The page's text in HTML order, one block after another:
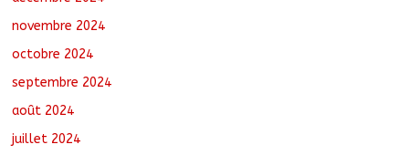
novembre 2024
octobre 2024
septembre 2024
août 2024
juillet 2024